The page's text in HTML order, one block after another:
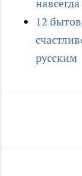
навсегда
12
русским